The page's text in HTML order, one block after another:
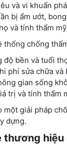
và vi khuẩn
bị ẩm ướt,
và tính thẩm
thống chống
độ bền và tuổi
phí sửa chữa và
gian sống
trị và tính thẩm
một giải pháp
dựng.
thương